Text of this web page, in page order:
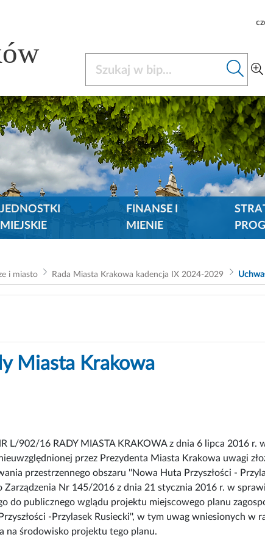
JEDNOSTKI
MIEJSKIE
FINANSE I
MIENIE
i miasto Rada Miasta Krakowa kadencja IX 2024-2029
Miasta Krakowa
L/902/16 RADY MIASTA KRAKOWA z dnia 6 lipca 2016 r.
przez Prezydenta Miasta Krakowa uwagi
przestrzennego obszaru ''Nowa Huta Przyszłości -
Zarządzenia Nr 145/2016 z dnia 21 stycznia 2016 r. w
do publicznego wglądu projektu miejscowego planu
-Przylasek Rusiecki'', w tym uwag wniesionych w
na środowisko projektu tego planu.